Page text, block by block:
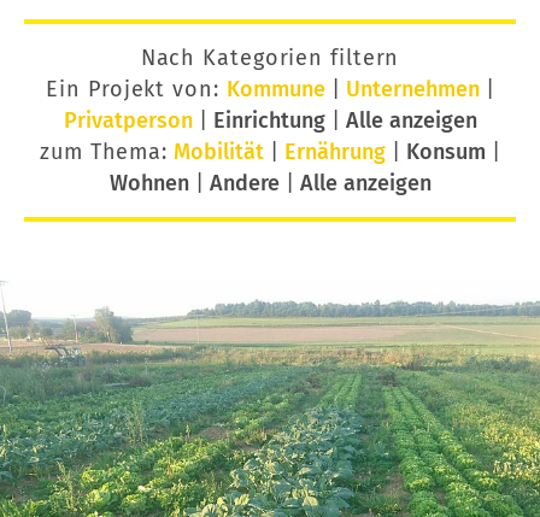
Nach Kategorien filtern
Ein Projekt von: Kommune| Unternehmen|
Privatperson| Einrichtung| Alle anzeigen
zum Thema: Mobilität Ernährung Konsum
Wohnen| Andere| Alle anzeigen